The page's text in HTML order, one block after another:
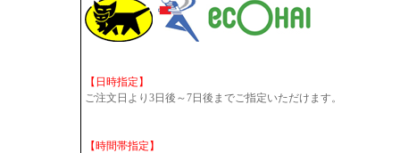
【日時指定】
ご注文日より3日後～7日後までご指定いただけます。
【時間帯指定】